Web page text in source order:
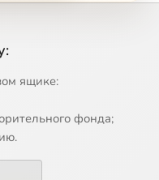
ящике:
фонда;